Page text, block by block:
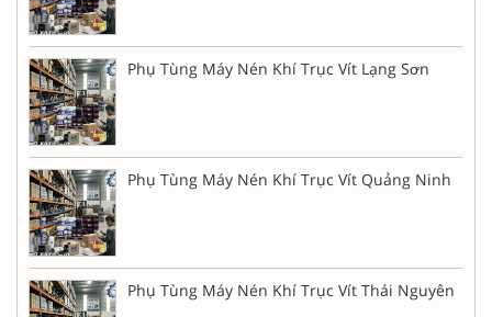
Phụ Tùng Máy Nén Khí Trục Vít Lạng Sơn
Phụ Tùng Máy Nén Khí Trục Vít Quảng Ninh
Phụ Tùng Máy Nén Khí Trục Vít Thái Nguyên